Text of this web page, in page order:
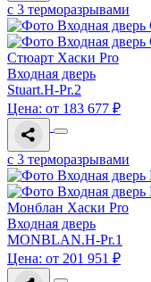
с 3 терморазрывами
Стюарт Хаски Pro
Входная дверь
Stuart.H-Pr.2
Цена: от 183 677 ₽
с 3 терморазрывами
Монблан Хаски Pro
Входная дверь
MONBLAN.H-Pr.1
Цена: от 201 951 ₽